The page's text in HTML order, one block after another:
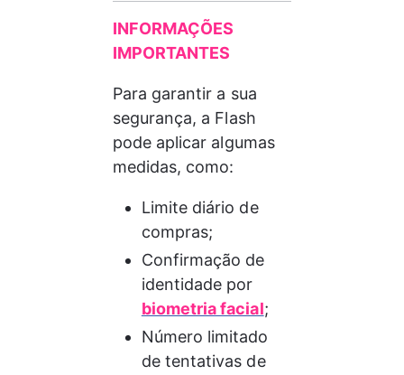
INFORMAÇÕES
IMPORTANTES
Para garantir a sua
segurança, a Flash
pode aplicar algumas
medidas, como:
Limite diário de
compras;
Confirmação de
identidade por
biometria facial;
Número limitado
de tentativas de